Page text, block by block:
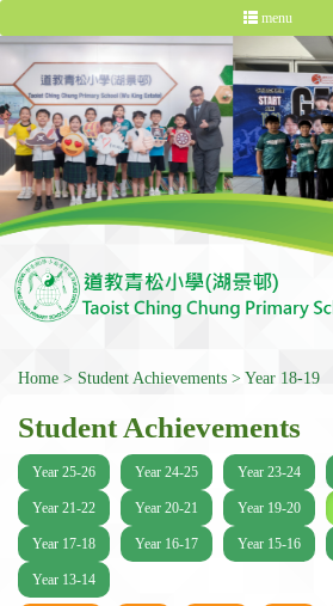
menu
Home Student Achievements Year 18-19
Student Achievements
Year 25-26 Year 24-25 Year 23-24
Year 21-22 Year 20-21 Year 19-20
Year 17-18 Year 16-17 Year 15-16
Year 13-14